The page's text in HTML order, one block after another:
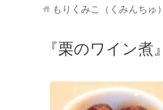
もりくみこ（くみんちゅ
『栗のワイン煮